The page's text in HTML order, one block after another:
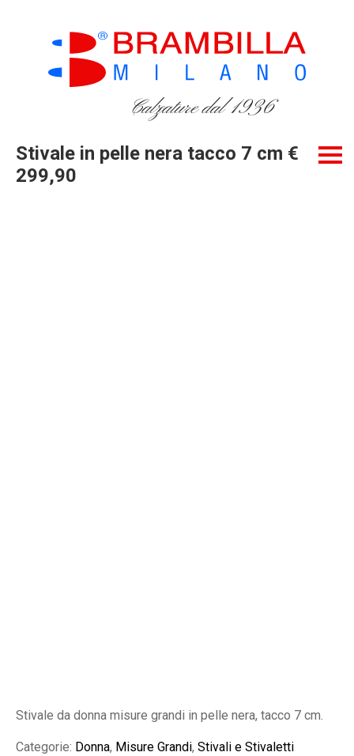
Calzature dal 1936
Stivale in pelle nera tacco 7 cm €
299,90
Stivale da donna misure grandi in pelle nera, tacco 7 cm.
Categorie: Donna, Misure Grandi, Stivali e Stivaletti